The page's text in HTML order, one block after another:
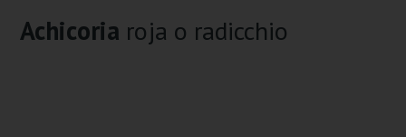
Achicoria roja o radicchio